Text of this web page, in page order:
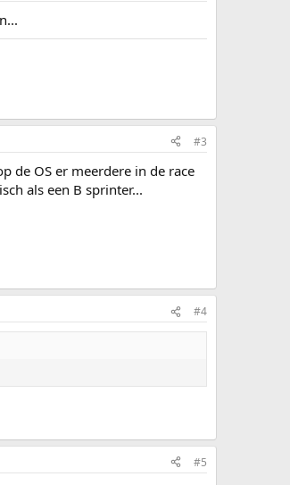
#3
de OS er meerdere in de race
als een B sprinter...
#4
#5